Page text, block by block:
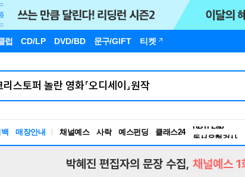
럽 CD/LP DVD/BD 문구/GIFT 티켓
매장안내 채널예스 사락 예스펀딩 클래스24
독서유형검사
RBTI Lab
박혜진 편집자의 문장 수집, 채널예스 1